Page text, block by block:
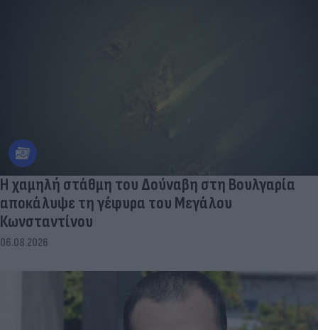
Η χαμηλή στάθμη του Δούναβη στη Βουλγαρία
αποκάλυψε τη γέφυρα του Μεγάλου
Κωνσταντίνου
06.08.2026